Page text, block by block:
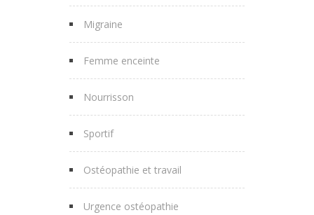
Migraine
Femme enceinte
Nourrisson
Sportif
Ostéopathie et travail
Urgence ostéopathie